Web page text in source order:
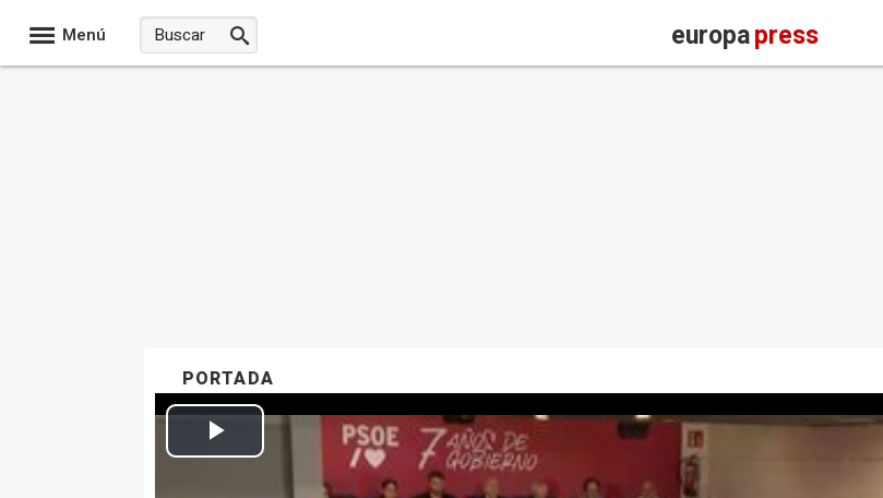
Menú europapress
PORTADA